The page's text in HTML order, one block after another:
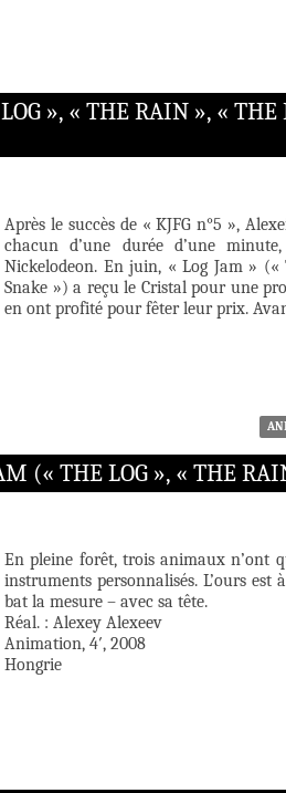
», « THE RAIN », «
Après le succès de « KJFG n°5 »,
chacun d’une durée d’une
Nickelodeon. En juin, « Log Jam »
Snake ») a reçu le Cristal pour une
en ont profité pour fêter leur prix.
(« THE LOG », « THE
En pleine forêt, trois animaux n’ont
instruments personnalisés. L’ours
bat la mesure – avec sa tête.
Réal. : Alexey Alexeev
Animation, 4′, 2008
Hongrie